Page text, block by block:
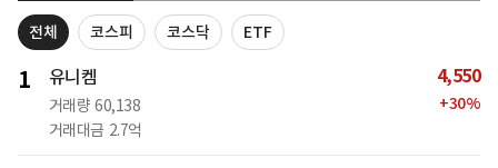
전체 코스피 코스닥 ETF
1 유니켐
거래량 60,138
거래대금 2.7억
4,550
+30%